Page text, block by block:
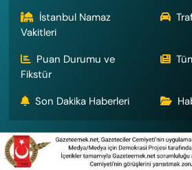
İstanbul Namaz
Vakitleri
Puan Durumu ve
Fikstür
Son Dakika Haberleri